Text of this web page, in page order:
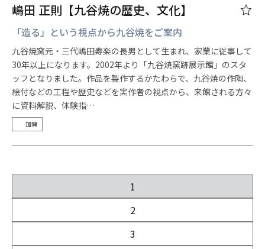
嶋田 正則【九谷焼の歴史、文化】
「造る」という視点から九谷焼をご案内
九谷焼窯元・三代嶋田寿楽の長男として生まれ、家業に従事して
30年以上になります。2002年より「九谷焼窯跡展示館」のスタ
ッフとなりました。作品を製作するかたわらで、九谷焼の作陶、
絵付などの工程や歴史などを実作者の視点から、来館される方々
に資料解説、体験指…
加賀
1
2
3